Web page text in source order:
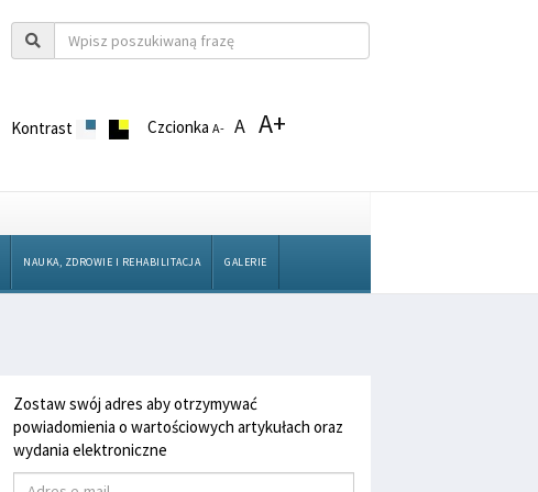
Kontrast CzcionkaA- A A+
NAUKA, ZDROWIE I REHABILITACJA GALERIE
Zostaw swój adres aby otrzymywać
powiadomienia o wartościowych artykułach oraz
wydania elektroniczne